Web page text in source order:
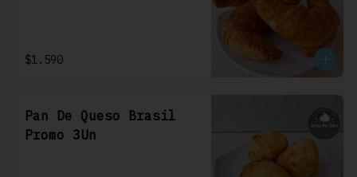
$1.590
Pan De Queso Brasil
Promo 3Un